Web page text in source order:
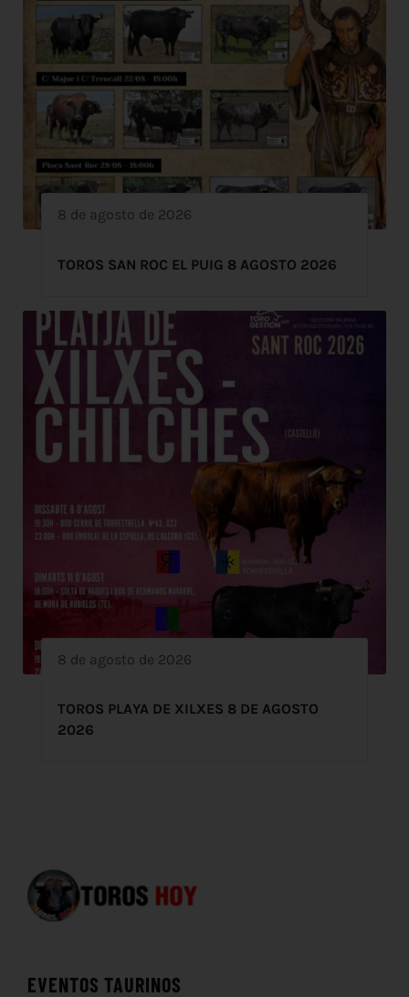
8 de agosto de 2026
TOROS SAN ROC EL PUIG 8 AGOSTO 2026
8 de agosto de 2026
TOROS PLAYA DE XILXES 8 DE AGOSTO
2026
EVENTOS TAURINOS